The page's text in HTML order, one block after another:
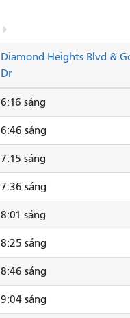
Diamond Heights Blvd &
Dr
6:16 sáng
6:46 sáng
7:15 sáng
7:36 sáng
8:01 sáng
8:25 sáng
8:46 sáng
9:04 sáng